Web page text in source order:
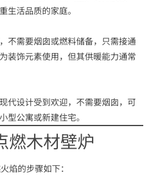
生活品质的家庭。
不需要烟囱或燃料储备，只需接通
装饰元素使用，但其供暖能力通常
代设计受到欢迎，不需要烟囱，可
型公寓或新建住宅。
燃木材壁炉
焰的步骤如下：